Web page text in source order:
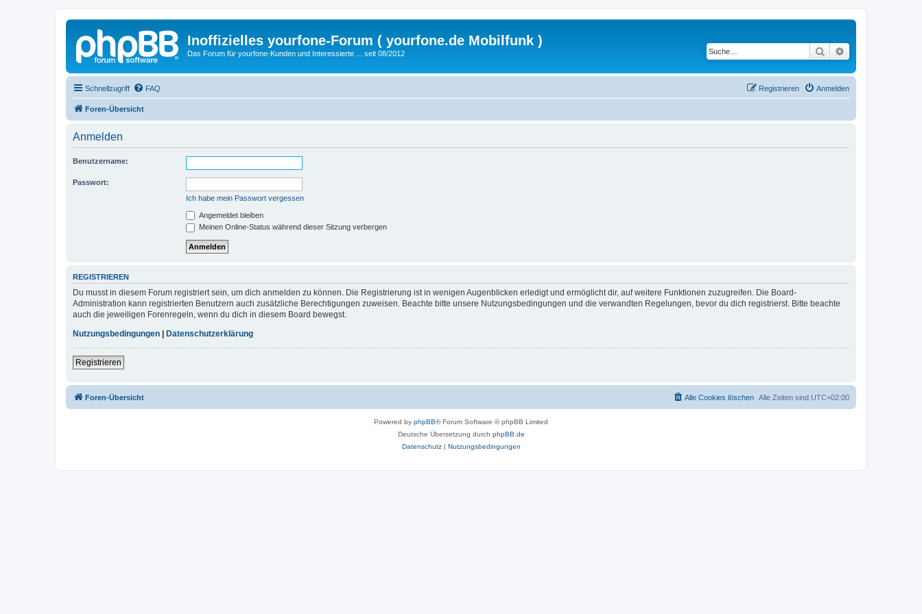
Inoffizielles yourfone-Forum ( yourfone.de Mobilfunk )
Das Forum für yourfone-Kunden und Interessierte ... seit 08/2012 Suche
Schnellzugriff FAQ Anmelden
Registrieren
Foren-Übersicht
Anmelden
Benutzername:
Passwort:
Ich habe mein Passwort vergessen
Angemeldet bleiben
Meinen Online-Status während dieser Sitzung verbergen
REGISTRIEREN
Du musst in diesem Forum registriert sein, um dich anmelden zu können. Die Registrierung ist in wenigen Augenblicken erledigt und ermöglicht dir, auf weitere Funktionen zuzugreifen. Die Board-
Administration kann registrierten Benutzern auch zusätzliche Berechtigungen zuweisen. Beachte bitte unsere Nutzungsbedingungen und die verwandten Regelungen, bevor du dich registrierst. Bitte beachte
auch die jeweiligen Forenregeln, wenn du dich in diesem Board bewegst.
Nutzungsbedingungen
Datenschutzerklärung
Registrieren
Foren-Übersicht Alle Zeiten sind UTC+02:00
Alle Cookies löschen
Powered by phpBB® Forum Software © phpBB Limited
Deutsche Übersetzung durch phpBB.de
Datenschutz| Nutzungsbedingungen